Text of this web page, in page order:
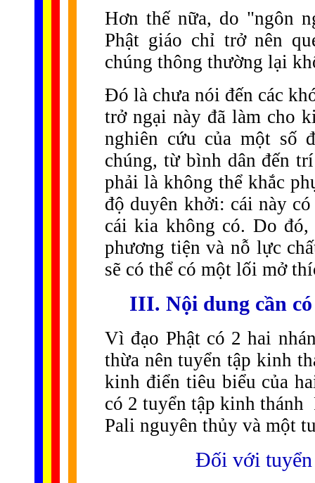
Hơn thế nữa, do "ngôn
Phật giáo chỉ trở nên
chúng thông thường lại
Đó là chưa nói đến các
trở ngại này đã làm cho
nghiên cứu của một số
chúng, từ bình dân đến
phải là không thể khắc
độ duyên khởi: cái này
cái kia không có. Do đó,
phương tiện và nỗ lực
sẽ có thể có một lối mở
III. Nội dung cần
Vì đạo Phật có 2 hai
thừa nên tuyển tập kinh
kinh điển tiêu biểu của
có 2 tuyển tập kinh thánh
Pali nguyên thủy và một
Đối với tuyển